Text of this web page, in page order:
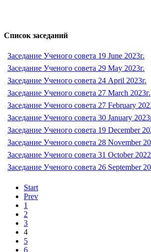
Список заседаний
Заседание Ученого совета 19 June 2023г.
Заседание Ученого совета 29 May 2023г.
Заседание Ученого совета 24 April 2023г.
Заседание Ученого совета 27 March 2023г.
Заседание Ученого совета 27 February
Заседание Ученого совета 30 January
Заседание Ученого совета 19 December
Заседание Ученого совета 28 November
Заседание Ученого совета 31 October
Заседание Ученого совета 26 September
Start
Prev
1
2
3
4
5
6